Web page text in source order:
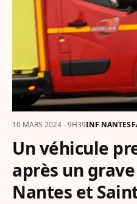
10 MARS 2024 - 9H39INF NANTES
Un véhicule
après un
Nantes et